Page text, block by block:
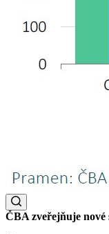
ČBA zveřejňuje